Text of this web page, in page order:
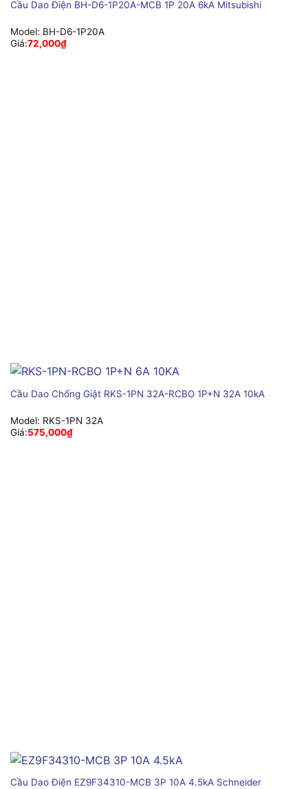
Cầu Dao Điện BH-D6-1P20A-MCB 1P 20A 6kA Mitsubishi
Model: BH-D6-1P20A
Giá:72,000₫
Cầu Dao Chống Giật RKS-1PN 32A-RCBO 1P+N 32A 10kA
Model: RKS-1PN 32A
Giá:575,000₫
Cầu Dao Điện EZ9F34310-MCB 3P 10A 4.5kA Schneider